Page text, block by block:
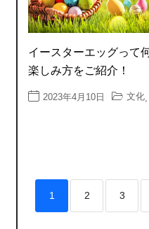
イースターエッグって
楽しみ方をご紹介！
2023年4月10日 文化,
1 2 3